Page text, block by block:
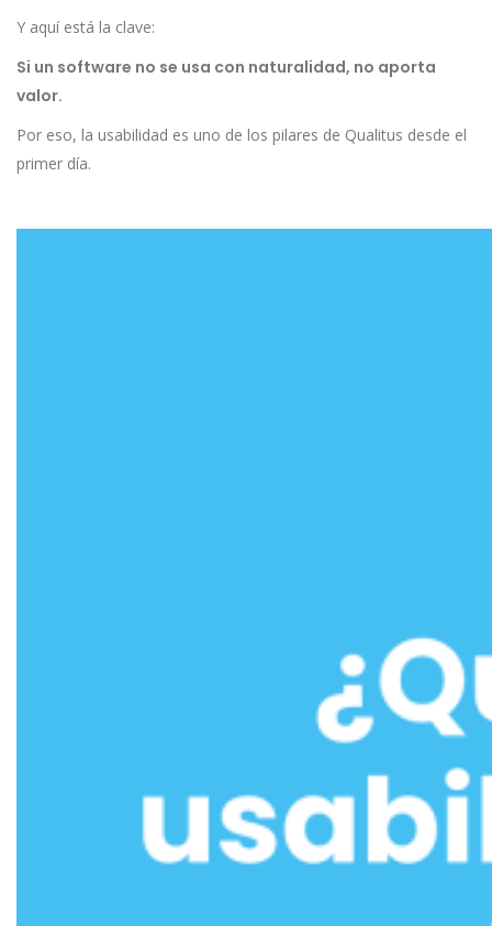
Y aquí está la clave:
Si un software no se usa con naturalidad, no aporta
valor.
Por eso, la usabilidad es uno de los pilares de Qualitus desde el
primer día.